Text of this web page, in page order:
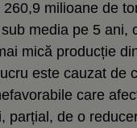
milioane de
media pe 5 ani,
mică producție
este cauzat de
care
parțial, de o